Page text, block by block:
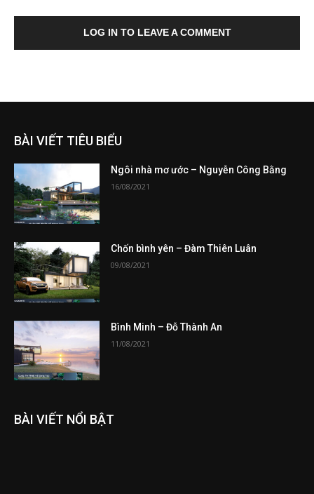
LOG IN TO LEAVE A COMMENT
BÀI VIẾT TIÊU BIỂU
Ngôi nhà mơ ước – Nguyễn Công Bằng
16/08/2021
Chốn bình yên – Đàm Thiên Luân
09/08/2021
Bình Minh – Đỗ Thành An
11/08/2021
BÀI VIẾT NỔI BẬT